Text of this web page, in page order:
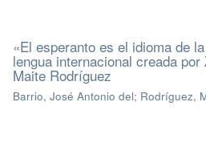
«El esperanto es el idioma de
lengua internacional creada
Maite Rodríguez
Barrio, José Antonio del; Rodríguez,